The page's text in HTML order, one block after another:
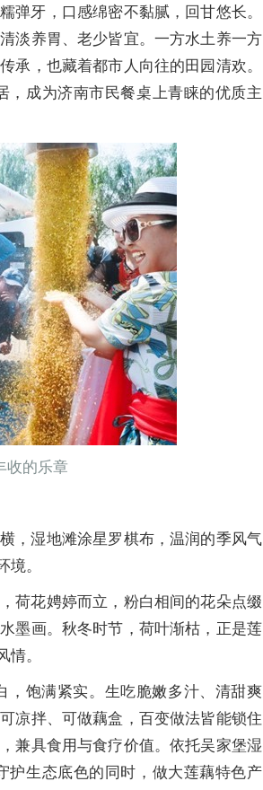
弹牙，口感绵密不黏腻，回甘悠长。
淡养胃、老少皆宜。一方水土养一方
承，也藏着都市人向往的田园清欢。
，成为济南市民餐桌上青睐的优质主
收的乐章
，湿地滩涂星罗棋布，温润的季风气
。
荷花娉婷而立，粉白相间的花朵点缀
墨画。秋冬时节，荷叶渐枯，正是莲
。
，饱满紧实。生吃脆嫩多汁、清甜爽
凉拌、可做藕盒，百变做法皆能锁住
兼具食用与食疗价值。依托吴家堡湿
护生态底色的同时，做大莲藕特色产